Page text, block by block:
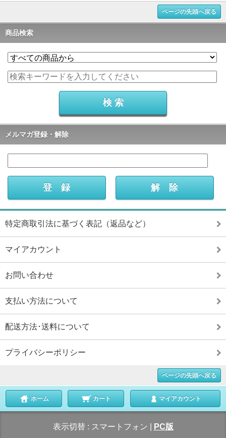
ページの先頭へ戻る
商品検索
メルマガ登録・解除
特定商取引法に基づく表記（返品など）
マイアカウント
お問い合わせ
支払い方法について
配送方法･送料について
プライバシーポリシー
ページの先頭へ戻る
ホーム カート マイアカウント
表示切替 : スマートフォン PC版